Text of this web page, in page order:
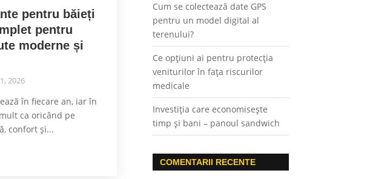
pentru băieți
pentru
moderne și
2026
în fiecare an, iar în
ca oricând pe
confort și...
Cum se colectează date GPS
pentru un model digital al
terenului?
Ce opțiuni ai pentru protecția
veniturilor în fața riscurilor
medicale
Investiția care economisește
timp și bani – panoul sandwich
COMENTARII RECENTE